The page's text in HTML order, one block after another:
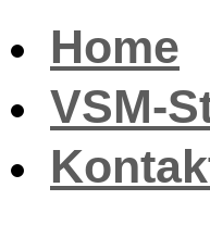
Home
VSM-